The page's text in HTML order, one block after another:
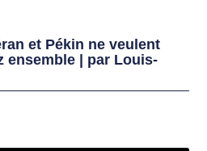
et Pékin ne veulent
ensemble | par Louis-